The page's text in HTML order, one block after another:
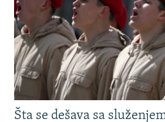
Šta se dešava sa